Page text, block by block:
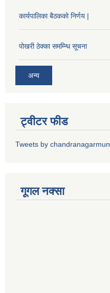
कार्यपालिका बैठकको निर्णय |
पोखरी ठेक्का समम्न्धि सूचना
अन्य
ट्वीटर फीड
Tweets by chandranagarmun
गूगल नक्सा